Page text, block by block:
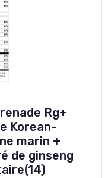
Rg+
Korean-
marin +
de ginseng